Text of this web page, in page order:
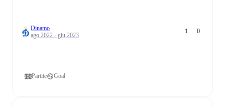
Dinamo
ago 2022 - giu 2023
1 0
Partite Goal